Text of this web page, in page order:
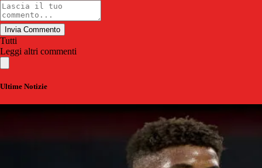
Invia Commento
Tutti
Leggi altri commenti
Ultime Notizie